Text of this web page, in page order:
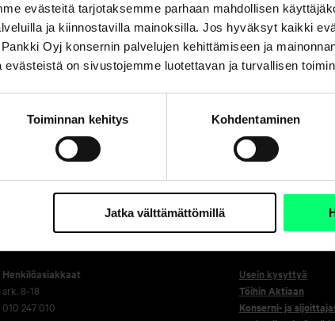
evästeitä tarjotaksemme parhaan mahdollisen
ja kiinnostavilla mainoksilla. Jos hyväksyt kaikki
Oyj konsernin palvelujen kehittämiseen ja
on sivustojemme luotettavan ja turvallisen
Toiminnan kehitys Kohdentaminen
Jatka välttämättömillä
Asiakaspalvelu
Henkilöasiakkaat
ark. 8-18
010 247 010
Oikopolut
Usein kysyttyä
Töihin Aktiaan
Konserni- ja